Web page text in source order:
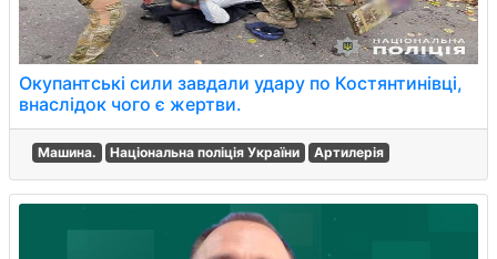
Окупантські сили завдали удару по Костянтинівці,
внаслідок чого є жертви.
Машина. Національна поліція України Артилерія